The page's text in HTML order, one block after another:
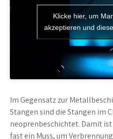
Klicke hier, um
akzeptieren und
Im Gegensatz zur
Stangen sind die Stangen im
neoprenbeschichtet. Damit
fast ein Muss, um